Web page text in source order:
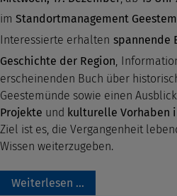
im Standortmanagement
Interessierte erhalten spannende
Geschichte der Region,
erscheinenden Buch über
Geestemünde sowie einen
Projekte und kulturelle Vorhaben
Ziel ist es, die Vergangenheit
Wissen weiterzugeben.
Weiterlesen …